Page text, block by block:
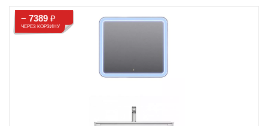
− 7389₽
ЧЕРЕЗ КОРЗИНУ